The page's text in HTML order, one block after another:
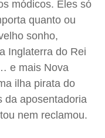
módicos. Eles só
quanto ou
sonho,
Inglaterra do Rei
e mais Nova
ilha pirata do
da aposentadoria
nem reclamou.